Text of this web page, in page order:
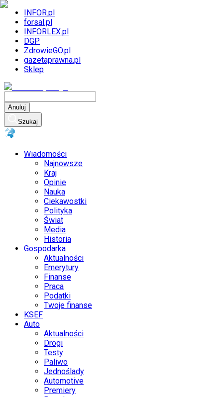
INFOR.pl
forsal.pl
INFORLEX.pl
DGP
ZdrowieGO.pl
gazetaprawna.pl
Sklep
Anuluj
Szukaj
Wiadomości
Najnowsze
Kraj
Opinie
Nauka
Ciekawostki
Polityka
Świat
Media
Historia
Gospodarka
Aktualności
Emerytury
Finanse
Praca
Podatki
Twoje finanse
KSEF
Auto
Aktualności
Drogi
Testy
Paliwo
Jednoślady
Automotive
Premiery